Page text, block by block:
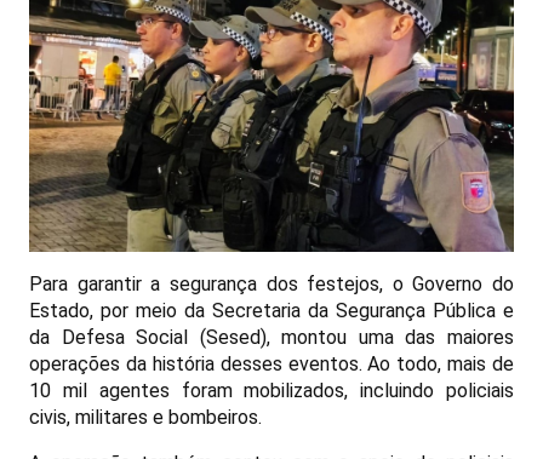
Para garantir a segurança dos festejos, o Governo do
Estado, por meio da Secretaria da Segurança Pública e
da Defesa Social (Sesed), montou uma das maiores
operações da história desses eventos. Ao todo, mais de
10 mil agentes foram mobilizados, incluindo policiais
civis, militares e bombeiros.